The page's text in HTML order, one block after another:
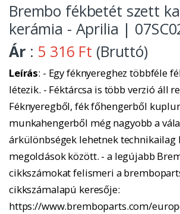
Brembo fékbetét szett
kerámia - Aprilia |
Ár : 5 316 Ft (Bruttó)
Leírás: - Egy féknyereghez többféle
létezik. - Féktárcsa is több verzió áll
Féknyeregből, fék főhengerből
munkahengerből még nagyobb a
árkülönbségek lehetnek technikailag
megoldások között. - a legújabb
cikkszámokat felismeri a
cikkszámalapú keresője:
https://www.bremboparts.com/